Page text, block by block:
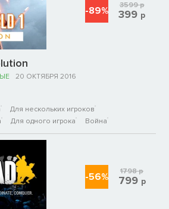
20 ОКТЯБРЯ 2016
Для нескольких игроков
Для одного игрока Война
-89% 3599р
399 р
-56% 1798р
799 р